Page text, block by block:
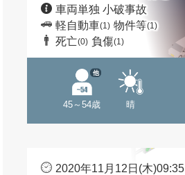
車両単独 小破事故
軽自動車(1) 物件等(1)
死亡(0) 負傷(1)
45～54歳
他
晴
2020年11月12日(木)09:35